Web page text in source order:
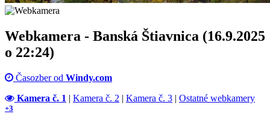
Webkamera - Banská Štiavnica (16.9.2025
o 22:24)
Časozber od Windy.com
Kamera č. 1 | Kamera č. 2 | Kamera č. 3 | Ostatné webkamery
+3